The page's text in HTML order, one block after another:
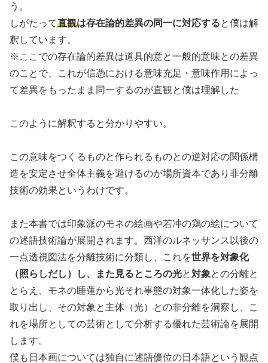
う。
しがたって直観は存在論的差異の同一に対応すると僕は解
釈しています。
※ここでの存在論的差異は道具的意と一般的意味との差異
のことで、これが信憑における意味充足・意味作用によっ
て差異をもったまま同一するのが直観と僕は理解した
このように解釈すると分かりやすい。
この意味をつくるものと作られるものとの逆対応の関係構
造を安定させ全体主義を避けるのが場所資本であり非分離
技術の効果というわけです。
また本書では印象派のモネの絵画や若冲の鶏の絵について
の述語技術論が展開されます。西洋のルネッサンス以後の
一点透視図法を分離技術に分類し、これを世界を対象化
（照らしだし）し、また見るところの光と対象との分離と
とらえ、モネの睡蓮から光それ事態の対象一体化した姿を
取り出し、その対象と主体（光）との非分離を洞察し、こ
れを場所としての芸術として分析する優れた芸術論を展開
します。
僕も日本画については独自に述語優位の日本語という観点